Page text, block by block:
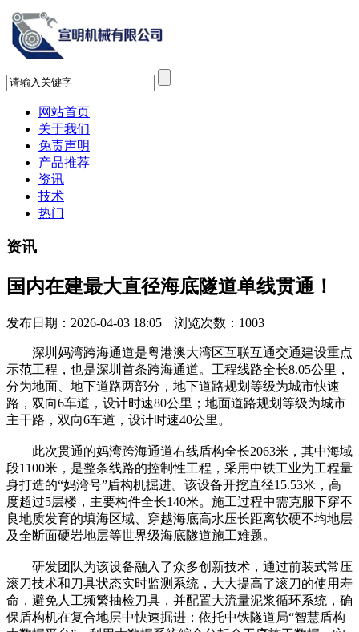
网站首页
关于我们
免责声明
产品推荐
资讯
技术
热门
资讯
国内在建最大直径海底隧道单线贯通！
发布日期：2026-04-03 18:05 浏览次数： 1003
深圳妈湾跨海通道是粤港澳大湾区互联互通交通建设重点
示范工程，也是深圳首条跨海通道。工程线路全长8.05公里，
分为地面、地下道路两部分，地下道路规划等级为城市快速
路，双向6车道，设计时速80公里；地面道路规划等级为城市
主干路，双向6车道，设计时速40公里。
此次贯通的妈湾跨海通道右线盾构全长2063米，其中海域
段1100米，是整条线路的控制性工程，采用中铁工业为工程量
身打造的“妈湾号”盾构机掘进。该设备开挖直径15.53米，高
度超过5层楼，主要构件全长140米。施工过程中需克服下穿不
良地质发育的填海区域、穿越海底高水压长距离软硬不均地层
及全断面硬岩地层等世界级海底隧道施工难题。
研发团队为该设备融入了众多创新技术，通过前装式常压
滚刀技术和刀具状态实时监测系统，大大提高了滚刀的使用寿
命，避免人工频繁抽检刀具，并配置大流量泥浆循环系统，确
保盾构机在复合地层中快速掘进；依托中铁隧道局“智慧盾构